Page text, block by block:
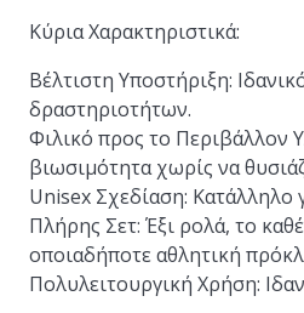
Κύρια Χαρακτηριστικά:
Βέλτιστη Υποστήριξη:
δραστηριοτήτων.
Φιλικό προς το Περιβάλλον
βιωσιμότητα χωρίς να
Unisex Σχεδίαση: Κατάλληλο
Πλήρης Σετ: Έξι ρολά, το
οποιαδήποτε αθλητική
Πολυλειτουργική Χρήση: